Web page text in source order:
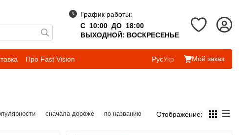
График работы:
С 10:00 ДО 18:00
ВЫХОДНОЙ: ВОСКРЕСЕНЬЕ
Про Fast Vision
РусУкр Мой заказ
сначала дороже по названию Отображение: